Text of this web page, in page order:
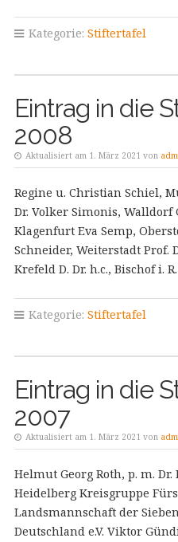
Kategorie: Stiftertafel
Eintrag in die
2008
Aktualisiert am 1. März 2021 von
Regine u. Christian Schiel,
Dr. Volker Simonis,
Klagenfurt Eva Semp,
Schneider, Weiterstadt Prof.
Krefeld D. Dr. h.c., Bischof i.
Kategorie: Stiftertafel
Eintrag in die
2007
Aktualisiert am 1. März 2021 von
Helmut Georg Roth, p. m.
Heidelberg Kreisgruppe
Landsmannschaft der
Deutschland e.V. Viktor